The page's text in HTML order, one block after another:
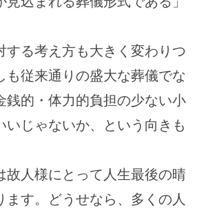
する考え方も大きく変わりつ
も従来通りの盛大な葬儀でな
銭的・体力的負担の少ない小
いじゃないか、という向きも
故人様にとって人生最後の晴
ます。どうせなら、多くの人